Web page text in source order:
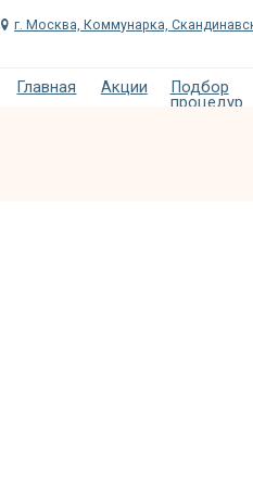
Акции
Главная Подбор
процедур
г. Москва, Коммунарка, Скандинавский